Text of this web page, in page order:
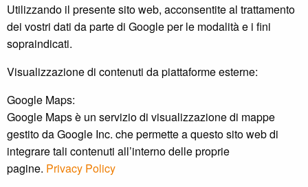
Utilizzando il presente sito web, acconsentite al trattamento
dei vostri dati da parte di Google per le modalità e i fini
sopraindicati.
Visualizzazione di contenuti da piattaforme esterne:
Google Maps:
Google Maps è un servizio di visualizzazione di mappe
gestito da Google Inc. che permette a questo sito web di
integrare tali contenuti all’interno delle proprie
pagine. Privacy Policy